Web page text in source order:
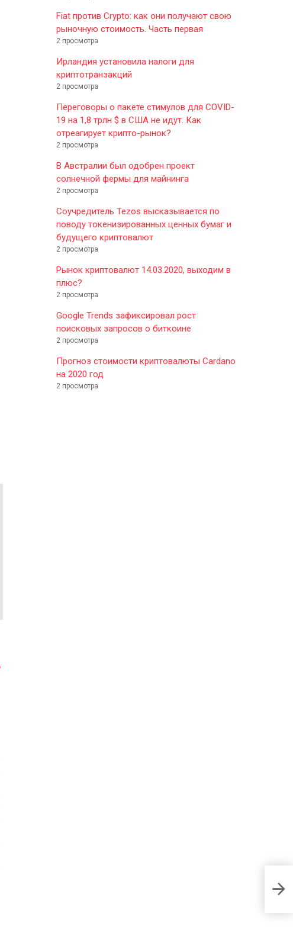
Fiat против Crypto: как они получают свою
рыночную стоимость. Часть первая
2 просмотра
Ирландия установила налоги для
криптотранзакций
2 просмотра
Переговоры о пакете стимулов для COVID-
19 на 1,8 трлн $ в США не идут. Как
отреагирует крипто-рынок?
2 просмотра
В Австралии был одобрен проект
солнечной фермы для майнинга
2 просмотра
Соучредитель Tezos высказывается по
поводу токенизированных ценных бумаг и
будущего криптовалют
2 просмотра
Рынок криптовалют 14.03.2020, выходим в
плюс?
2 просмотра
Google Trends зафиксировал рост
поисковых запросов о биткоине
2 просмотра
Прогноз стоимости криптовалюты Cardano
на 2020 год
2 просмотра